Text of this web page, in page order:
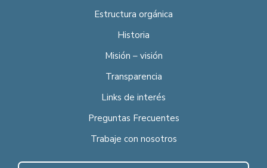
Estructura orgánica
Historia
Misión – visión
Transparencia
Links de interés
Preguntas Frecuentes
Trabaje con nosotros